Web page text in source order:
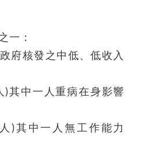
一：
府核發之中低、低收入
)其中一人重病在身影響
)其中一人無工作能力